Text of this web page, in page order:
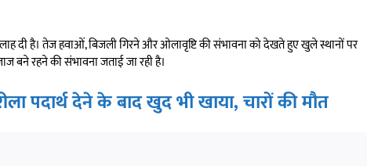
दी है। तेज हवाओं, बिजली गिरने और ओलावृष्टि की संभावना को देखते हुए खुले स्थानों पर
बने रहने की संभावना जताई जा रही है।
पदार्थ देने के बाद खुद भी खाया, चारों की मौत